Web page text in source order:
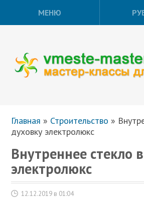
МЕНЮ
Главная » Строительство »
духовку электролюкс
Внутреннее стекло
электролюкс
12.12.2019 в 01:04